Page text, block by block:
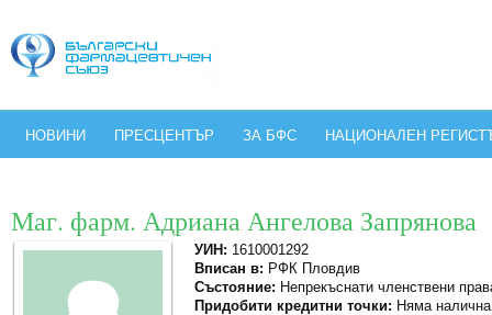
НОВИНИ ПРЕСЦЕНТЪР ЗА БФС НАЦИОНАЛЕН
Маг. фарм. Адриана Ангелова Запрянова
УИН: 1610001292
Вписан в: РФК Пловдив
Състояние: Непрекъснати членствени
Придобити кредитни точки: Няма